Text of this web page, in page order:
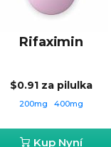
Rifaximin
$0.91 za pilulka
200mg 400mg
Kup Nyní